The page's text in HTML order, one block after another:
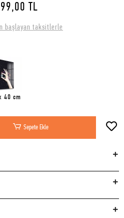
TL
başlayan taksitlerle
40 cm
Sepete Ekle